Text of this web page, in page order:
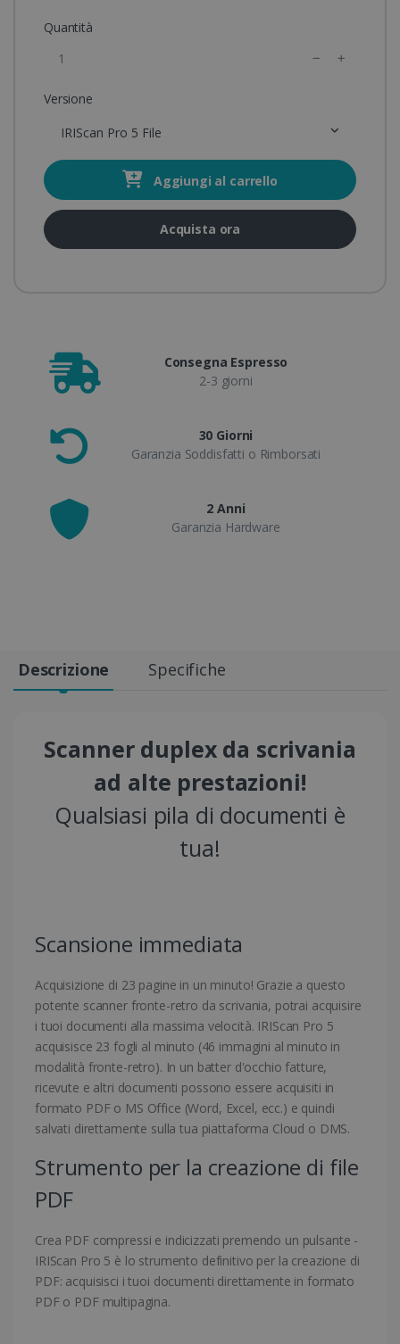
Quantità
Versione
IRIScan Pro 5 File
Aggiungi al carrello
Acquista ora
Consegna Espresso
2-3 giorni
30 Giorni
Garanzia Soddisfatti o Rimborsati
2 Anni
Garanzia Hardware
Descrizione Specifiche
Scanner duplex da scrivania
ad alte prestazioni!
Qualsiasi pila di documenti è
tua!
Scansione immediata
Acquisizione di 23 pagine in un minuto! Grazie a questo
potente scanner fronte-retro da scrivania, potrai acquisire
i tuoi documenti alla massima velocità. IRIScan Pro 5
acquisisce 23 fogli al minuto (46 immagini al minuto in
modalità fronte-retro). In un batter d'occhio fatture,
ricevute e altri documenti possono essere acquisiti in
formato PDF o MS Office (Word, Excel, ecc.) e quindi
salvati direttamente sulla tua piattaforma Cloud o DMS.
Strumento per la creazione di file
PDF
Crea PDF compressi e indicizzati premendo un pulsante -
IRIScan Pro 5 è lo strumento definitivo per la creazione di
PDF: acquisisci i tuoi documenti direttamente in formato
PDF o PDF multipagina.